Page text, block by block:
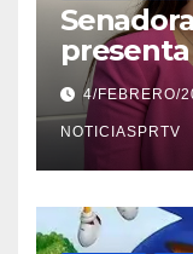
4/FEBRERO/
NOTICIASPRTV